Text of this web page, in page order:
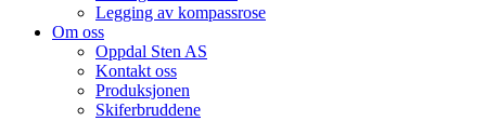
Legging av kompassrose
Om oss
Oppdal Sten AS
Kontakt oss
Produksjonen
Skiferbruddene